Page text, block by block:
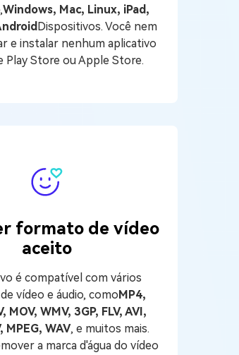
Windows, Mac, Linux, iPad,
Dispositivos. Você nem
e instalar nenhum aplicativo
Play Store ou Apple Store.
formato de vídeo
aceito
é compatível com vários
vídeo e áudio, comoMP4,
MOV, WMV, 3GP, FLV, AVI,
MPEG, WAV, e muitos mais.
a marca d'água do vídeo